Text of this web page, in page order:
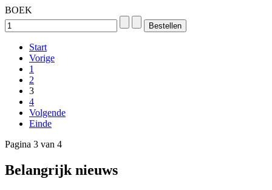
BOEK
Start
Vorige
1
2
3
4
Volgende
Einde
Pagina 3 van 4
Belangrijk nieuws